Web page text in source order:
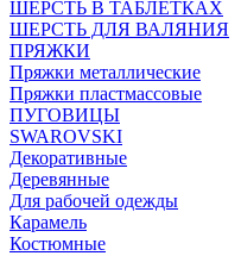
ШЕРСТЬ В ТАБЛЕТКАХ
ШЕРСТЬ ДЛЯ ВАЛЯНИЯ
ПРЯЖКИ
Пряжки металлические
Пряжки пластмассовые
ПУГОВИЦЫ
SWAROVSKI
Декоративные
Деревянные
Для рабочей одежды
Карамель
Костюмные